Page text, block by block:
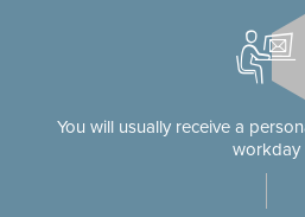
You will usually receive a
workday